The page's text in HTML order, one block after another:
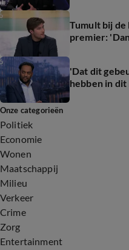
Tumult bij de
premier:
'Dat dit
hebben in dit
Onze categorieën
Politiek
Economie
Wonen
Maatschappij
Milieu
Verkeer
Crime
Zorg
Entertainment